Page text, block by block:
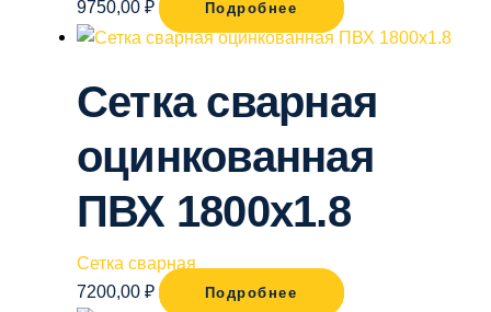
9750,00 ₽ Подробнее
Сетка сварная
оцинкованная
ПВХ 1800х1.8
Сетка сварная
7200,00 ₽ Подробнее